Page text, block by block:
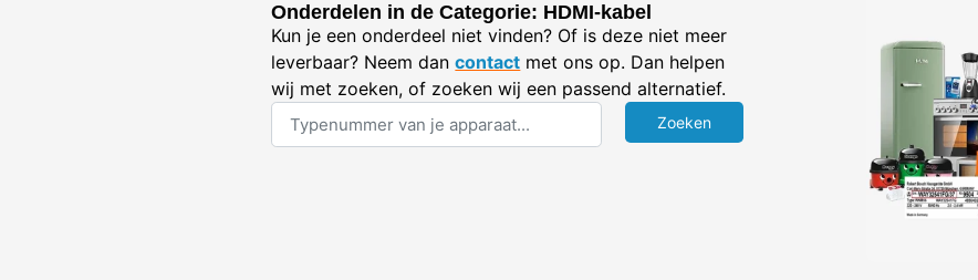
Onderdelen in de Categorie: HDMI-kabel
Kun je een onderdeel niet vinden? Of is deze niet meer
leverbaar? Neem dancontact met ons op. Dan helpen
wij met zoeken, of zoeken wij een passend alternatief.